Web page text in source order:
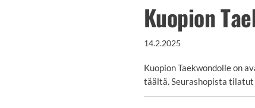
Kuopion
14.2.2025
Kuopion Taekwondolle on
täältä. Seurashopista